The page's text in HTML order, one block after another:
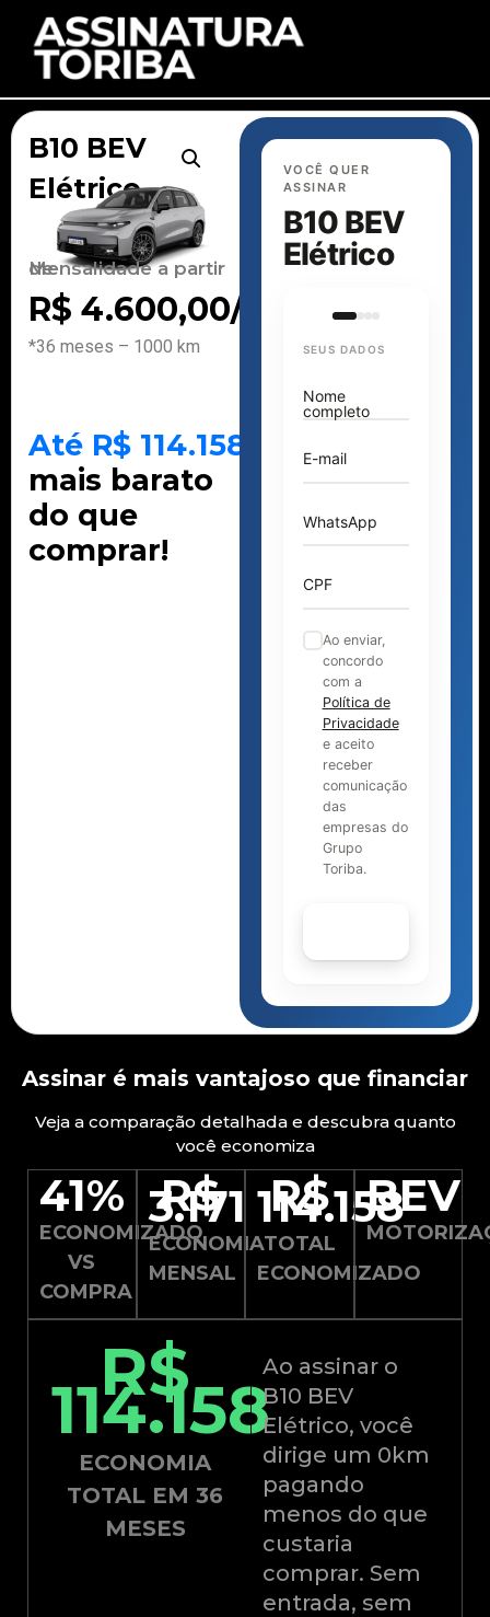
B10 BEV
Elétrico
Mensalidade a partir de
R$ 4.600,00/mês
*36 meses – 1000 km
Até R$ 114.158
mais barato
do que
comprar!
VOCÊ QUER
ASSINAR
B10 BEV
Elétrico
SEUS DADOS
Nome
completo
E-mail
WhatsApp
CPF
Ao enviar,
concordo
com a
Política de
Privacidade
e aceito
receber
comunicação
das
empresas do
Grupo
Toriba.
Assinar é mais vantajoso que financiar
Veja a comparação detalhada e descubra quanto
você economiza
41%
ECONOMIZADO
VS
COMPRA
R$
3.171
ECONOMIA
MENSAL
R$
114.158
TOTAL
ECONOMIZADO
BEV
R$
114.158
ECONOMIA
TOTAL EM 36
MESES
Ao assinar o
B10 BEV
Elétrico, você
dirige um 0km
pagando
menos do que
custaria
comprar. Sem
entrada, sem